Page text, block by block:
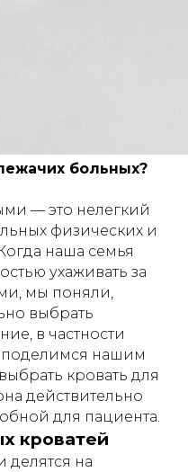
больных?
— это нелегкий
физических и
наша семья
ухаживать за
мы поняли,
выбрать
в частности
поделимся нашим
кровать для
действительно
для пациента.
кроватей
делятся на